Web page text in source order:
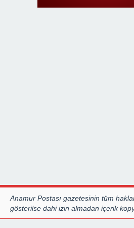
Anamur Postası gazetesinin tüm
gösterilse dahi izin almadan içerik